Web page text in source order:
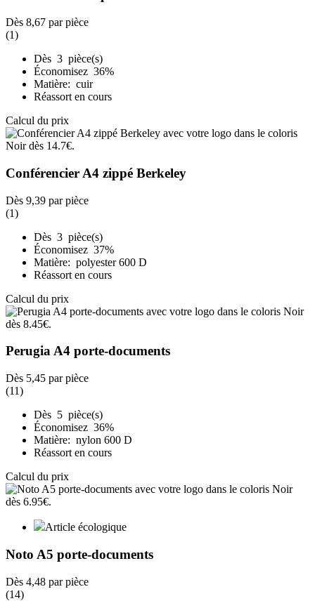
Dès 8,67 par pièce
(1)
Dès 3 pièce(s)
Économisez 36%
Matière: cuir
Réassort en cours
Calcul du prix
Conférencier A4 zippé Berkeley
Dès 9,39 par pièce
(1)
Dès 3 pièce(s)
Économisez 37%
Matière: polyester 600 D
Réassort en cours
Calcul du prix
Perugia A4 porte-documents
Dès 5,45 par pièce
(11)
Dès 5 pièce(s)
Économisez 36%
Matière: nylon 600 D
Réassort en cours
Calcul du prix
Article écologique
Noto A5 porte-documents
Dès 4,48 par pièce
(14)